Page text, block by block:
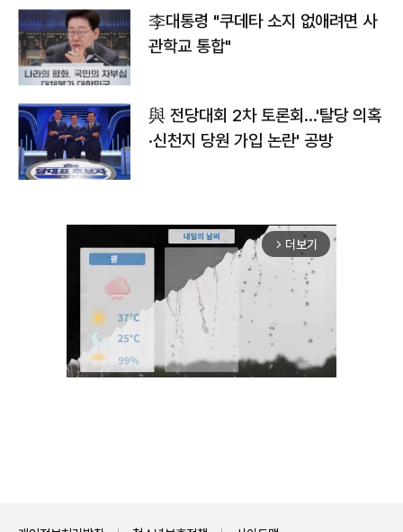
李대통령 "쿠데타 소지 없애려면 사
관학교 통합"
與 전당대회 2차 토론회…'탈당 의혹
·신천지 당원 가입 논란' 공방
arrow_forward_ios 더보기